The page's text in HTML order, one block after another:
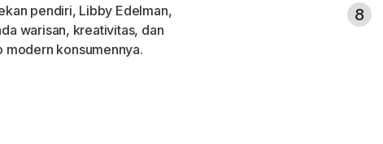
pendiri, Libby Edelman,
warisan, kreativitas, dan
modern konsumennya.
8